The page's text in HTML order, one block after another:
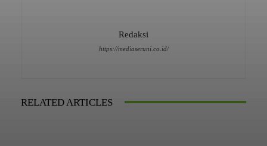
Redaksi
https://mediaseruni.co.id/
RELATED ARTICLES